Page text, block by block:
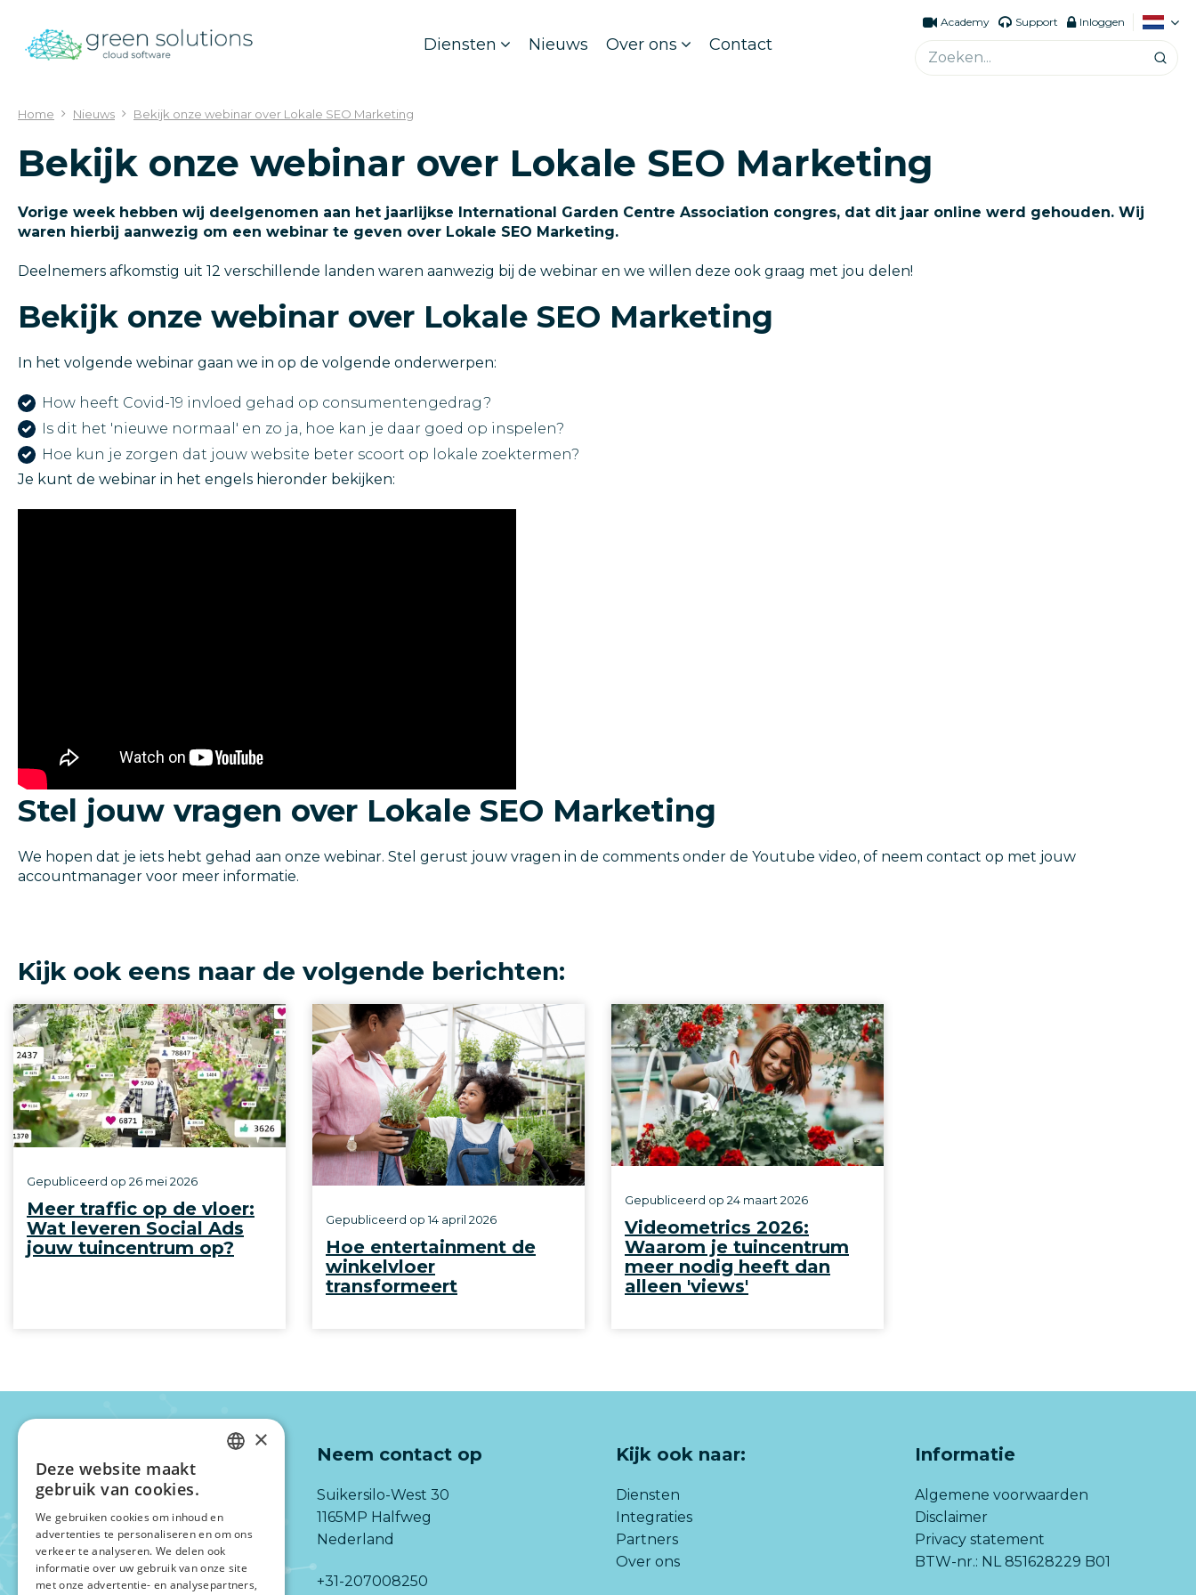
content
Home Nieuws Bekijk onze webinar over Lokale SEO Marketing
Academy Support Inloggen
Diensten Nieuws Over ons Contact
Bekijk onze webinar over Lokale SEO Marketing
Vorige week hebben wij deelgenomen aan het jaarlijkse International Garden Centre Association congres, dat dit jaar online werd gehouden. Wij
waren hierbij aanwezig om een webinar te geven over Lokale SEO Marketing.
Deelnemers afkomstig uit 12 verschillende landen waren aanwezig bij de webinar en we willen deze ook graag met jou delen!
Bekijk onze webinar over Lokale SEO Marketing
In het volgende webinar gaan we in op de volgende onderwerpen:
How heeft Covid-19 invloed gehad op consumentengedrag?
Is dit het 'nieuwe normaal' en zo ja, hoe kan je daar goed op inspelen?
Hoe kun je zorgen dat jouw website beter scoort op lokale zoektermen?
Je kunt de webinar in het engels hieronder bekijken:
Stel jouw vragen over Lokale SEO Marketing
We hopen dat je iets hebt gehad aan onze webinar. Stel gerust jouw vragen in de comments onder de Youtube video, of neem contact op met jouw
accountmanager voor meer informatie.
Kijk ook eens naar de volgende berichten:
Meer traffic op de vloer:
Wat leveren Social Ads
jouw tuincentrum op?
Gepubliceerd op 26 mei 2026
Hoe entertainment de
winkelvloer
transformeert
Gepubliceerd op 14 april 2026
Videometrics 2026:
Waarom je tuincentrum
meer nodig heeft dan
alleen 'views'
Gepubliceerd op 24 maart 2026
Neem contact op
Suikersilo-West 30
1165MP Halfweg
Nederland
+31-207008250
Kijk ook naar:
Diensten
Integraties
Partners
Over ons
Informatie
Algemene voorwaarden
Disclaimer
Privacy statement
BTW-nr.: NL 851628229 B01
×
Deze website maakt
gebruik van cookies.
We gebruiken cookies om inhoud en
advertenties te personaliseren en om ons
verkeer te analyseren. We delen ook
informatie over uw gebruik van onze site
met onze advertentie- en analysepartners,